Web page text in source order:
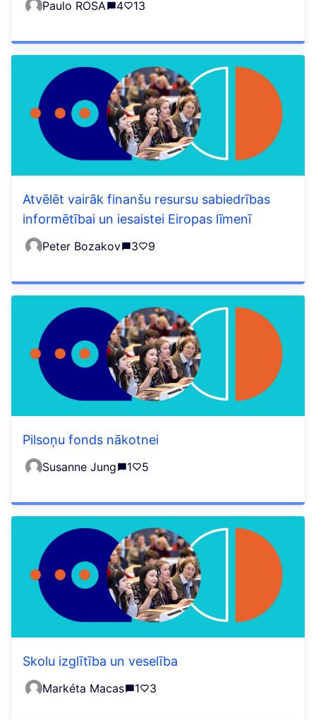
Paulo ROSA 4 13
Atvēlēt vairāk finanšu resursu sabiedrības
informētībai un iesaistei Eiropas līmenī
Peter Bozakov 3 9
Pilsoņu fonds nākotnei
Susanne Jung 1 5
Skolu izglītība un veselība
Markéta Macas 1 3